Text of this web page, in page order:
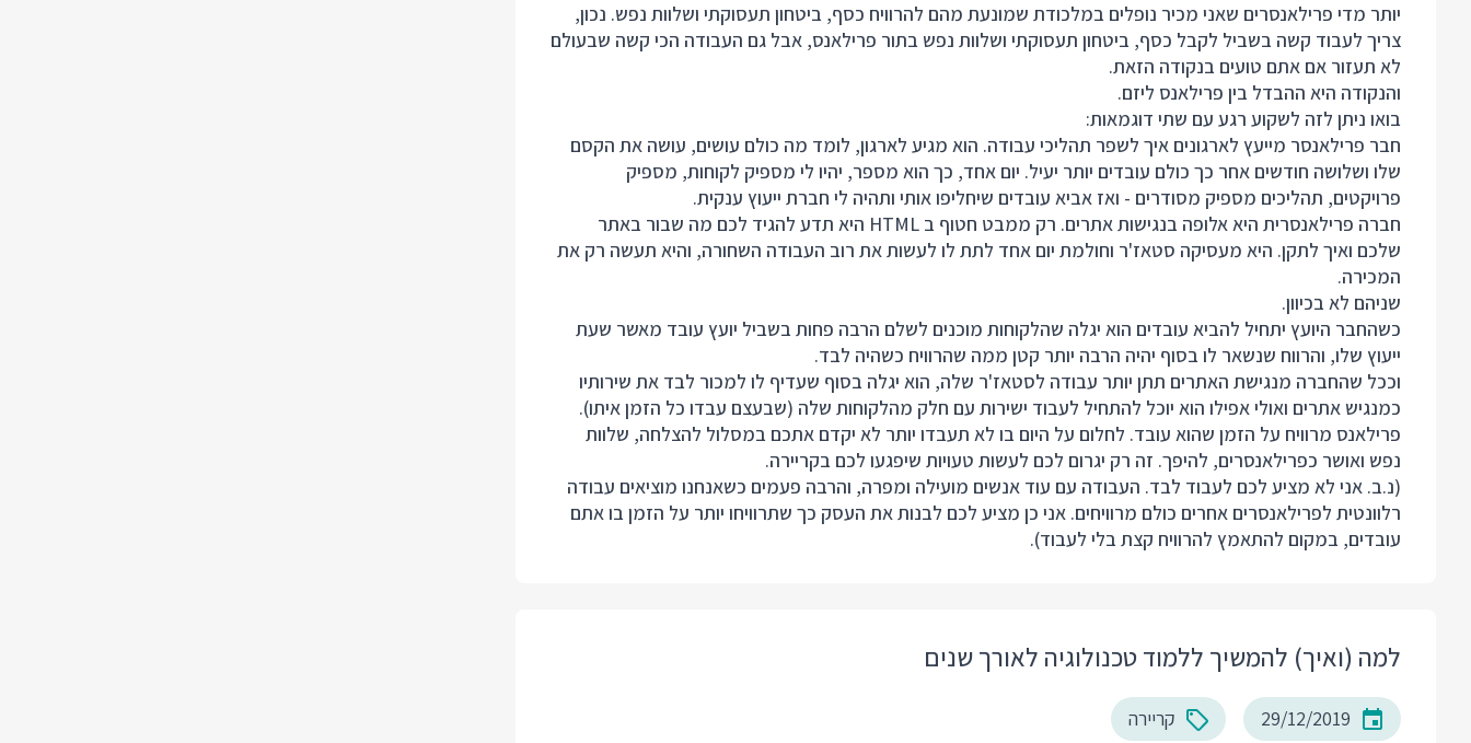
יותר מדי פרילאנסרים שאני מכיר נופלים במלכודת שמונעת מהם להרוויח כסף, ביטחון תעסוקתי ושלוות נפש. נכון,
צריך לעבוד קשה בשביל לקבל כסף, ביטחון תעסוקתי ושלוות נפש בתור פרילאנס, אבל גם העבודה הכי קשה שבעולם
לא תעזור אם אתם טועים בנקודה הזאת.
והנקודה היא ההבדל בין פרילאנס ליזם.
בואו ניתן לזה לשקוע רגע עם שתי דוגמאות:
חבר פרילאנסר מייעץ לארגונים איך לשפר תהליכי עבודה. הוא מגיע לארגון, לומד מה כולם עושים, עושה את הקסם
שלו ושלושה חודשים אחר כך כולם עובדים יותר יעיל. יום אחד, כך הוא מספר, יהיו לי מספיק לקוחות, מספיק
פרויקטים, תהליכים מספיק מסודרים - ואז אביא עובדים שיחליפו אותי ותהיה לי חברת ייעוץ ענקית.
חברה פרילאנסרית היא אלופה בנגישות אתרים. רק ממבט חטוף ב HTML היא תדע להגיד לכם מה שבור באתר
שלכם ואיך לתקן. היא מעסיקה סטאז'ר וחולמת יום אחד לתת לו לעשות את רוב העבודה השחורה, והיא תעשה רק את
המכירה.
שניהם לא בכיוון.
כשהחבר היועץ יתחיל להביא עובדים הוא יגלה שהלקוחות מוכנים לשלם הרבה פחות בשביל יועץ עובד מאשר שעת
ייעוץ שלו, והרווח שנשאר לו בסוף יהיה הרבה יותר קטן ממה שהרוויח כשהיה לבד.
וככל שהחברה מנגישת האתרים תתן יותר עבודה לסטאז'ר שלה, הוא יגלה בסוף שעדיף לו למכור לבד את שירותיו
כמנגיש אתרים ואולי אפילו הוא יוכל להתחיל לעבוד ישירות עם חלק מהלקוחות שלה (שבעצם עבדו כל הזמן איתו).
פרילאנס מרוויח על הזמן שהוא עובד. לחלום על היום בו לא תעבדו יותר לא יקדם אתכם במסלול להצלחה, שלוות
נפש ואושר כפרילאנסרים, להיפך. זה רק יגרום לכם לעשות טעויות שיפגעו לכם בקריירה.
(נ.ב. אני לא מציע לכם לעבוד לבד. העבודה עם עוד אנשים מועילה ומפרה, והרבה פעמים כשאנחנו מוציאים עבודה
רלוונטית לפרילאנסרים אחרים כולם מרוויחים. אני כן מציע לכם לבנות את העסק כך שתרוויחו יותר על הזמן בו אתם
עובדים, במקום להתאמץ להרוויח קצת בלי לעבוד).
למה (ואיך) להמשיך ללמוד טכנולוגיה לאורך שנים
29/12/2019 קריירה